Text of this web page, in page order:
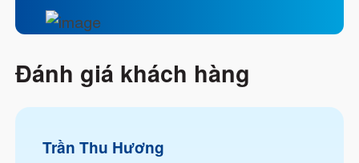
Đánh giá khách hàng
Trần Thu Hương